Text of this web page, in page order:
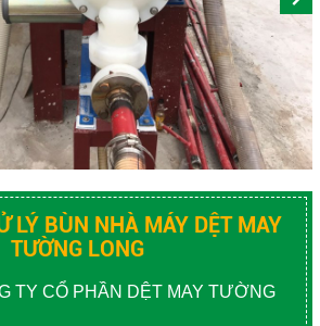
GIẤY
PHẨM
LÝ BÙN NHÀ MÁY DỆT MAY
TƯỜNG LONG
TY CỔ PHẦN DỆT MAY TƯỜNG